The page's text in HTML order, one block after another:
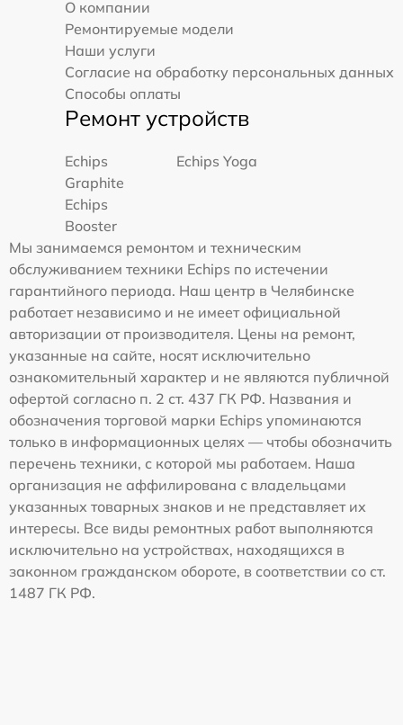
О компании
Ремонтируемые модели
Наши услуги
Согласие на обработку персональных данных
Способы оплаты
Ремонт устройств
Echips
Graphite
Echips Yoga
Echips
Booster
Мы занимаемся ремонтом и техническим
обслуживанием техники Echips по истечении
гарантийного периода. Наш центр в Челябинске
работает независимо и не имеет официальной
авторизации от производителя. Цены на ремонт,
указанные на сайте, носят исключительно
ознакомительный характер и не являются публичной
офертой согласно п. 2 ст. 437 ГК РФ. Названия и
обозначения торговой марки Echips упоминаются
только в информационных целях — чтобы обозначить
перечень техники, с которой мы работаем. Наша
организация не аффилирована с владельцами
указанных товарных знаков и не представляет их
интересы. Все виды ремонтных работ выполняются
исключительно на устройствах, находящихся в
законном гражданском обороте, в соответствии со ст.
1487 ГК РФ.